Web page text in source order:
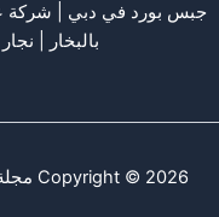
جبس بورد في دبي
شركة
بالبخار
Copyright © 2026 مجلة الناجح | تصميم وتطوير شركة